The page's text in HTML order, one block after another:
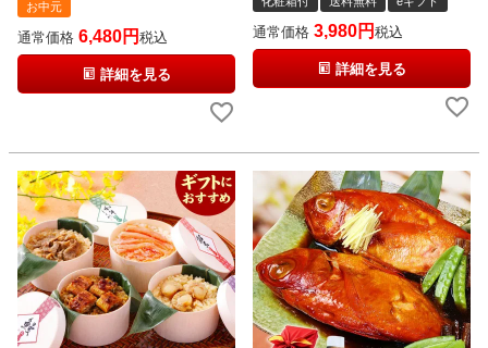
お中元
通常価格 6,480 税込
詳細を見る
通常価格 3,980 税込
詳細を見る